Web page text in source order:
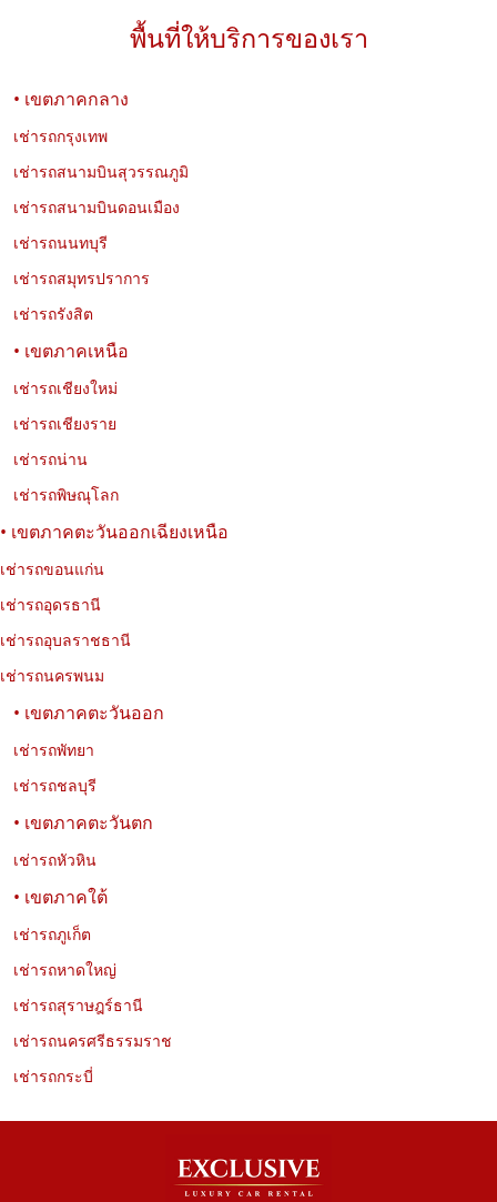
Jaecoo 5 EV ดีไหม? รถไฟฟ้า SUV น่าใช้ ขับสบาย ประหยัด
พลังงาน
รีวิว Jaecoo 5 EV รถไฟฟ้า SUV 5 ที่นั่ง ดีไซน์พรีเมียม ขับสบาย
ประหยัดพลังงาน เหมาะสำหรับเช่าขับในเมืองและเดินทางต่างจังหวัด
กับ Exclusive Car Rental
01-08-2026นพรัตน์ เที่ยววงษ์
10 วัดที่น่าสนใจในกรุงเทพฯ เที่ยววัดสวย ชมเมือง และเรียนรู้
ประวัติศาสตร์
รวม 10 วัดที่น่าสนใจในกรุงเทพฯ ทั้งวัดสวย วัดเก่าแก่ และวัดสำคัญ
ทางประวัติศาสตร์ พร้อมที่อยู่ พิกัด เวลาเปิด–ปิด และข้อมูลการเดินทาง
พื้นที่ให้บริการของเรา
• เขตภาคกลาง
เช่ารถกรุงเทพ
เช่ารถสนามบินสุวรรณภูมิ
เช่ารถสนามบินดอนเมือง
เช่ารถนนทบุรี
เช่ารถสมุทรปราการ
เช่ารถรังสิต
• เขตภาคเหนือ
เช่ารถเชียงใหม่
เช่ารถเชียงราย
เช่ารถน่าน
เช่ารถพิษณุโลก
• เขตภาคตะวันออกเฉียงเหนือ
เช่ารถขอนแก่น
เช่ารถอุดรธานี
เช่ารถอุบลราชธานี
เช่ารถนครพนม
• เขตภาคตะวันออก
เช่ารถพัทยา
เช่ารถชลบุรี
• เขตภาคตะวันตก
เช่ารถหัวหิน
• เขตภาคใต้
เช่ารถภูเก็ต
เช่ารถหาดใหญ่
เช่ารถสุราษฎร์ธานี
เช่ารถนครศรีธรรมราช
เช่ารถกระบี่